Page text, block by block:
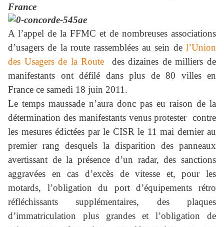
France
A l’appel de la FFMC et de nombreuses associations
d’usagers de la route rassemblées au sein de l’Union
des Usagers de la Route
des dizaines de milliers de
manifestants ont défilé dans plus de 80 villes en
France ce samedi 18 juin 2011.
Le temps maussade n’aura donc pas eu raison de la
détermination des manifestants venus protester contre
les mesures édictées par le CISR le 11 mai dernier au
premier rang desquels la disparition des panneaux
avertissant de la présence d’un radar, des sanctions
aggravées en cas d’excès de vitesse et, pour les
motards, l’obligation du port d’équipements rétro
réfléchissants supplémentaires, des plaques
d’immatriculation plus grandes et l’obligation de